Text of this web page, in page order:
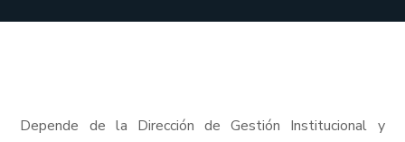
Depende de la Dirección de Gestión Institucional y